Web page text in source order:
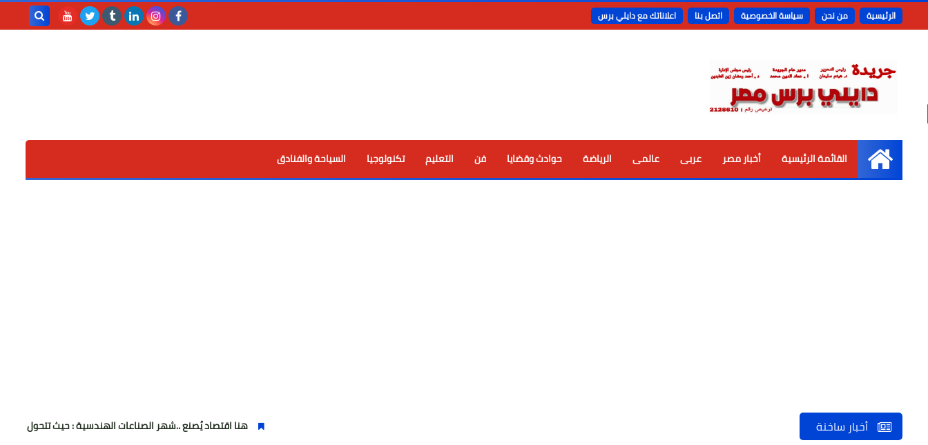
الرئيسية من نحن سياسة الخصوصية اتصل بنا اعلاناتك مع دايلي برس
الرئيسية
القائمة الرئيسية أخبار مصر عربى عالمى الرياضة حوادث وقضايا فن التعليم تكنولوجيا السياحة والفنادق
أخبار ساخنة هنا اقتصاد يُصنع ..شهر الصناعات الهندسية : حيث تتحول الفكرة إلى آلة...